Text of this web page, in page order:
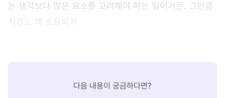
는 생각보다 많은 요소를 고려해야 하는 일이거든. 그만큼
시간도 꽤 소요되지.
다음 내용이 궁금하다면?